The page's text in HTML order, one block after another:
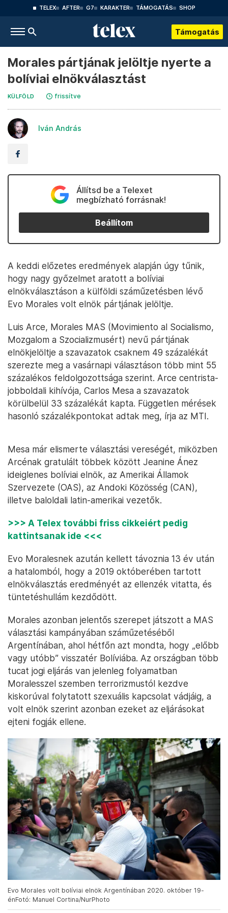
TELEX AFTER G7 KARAKTER TÁMOGATÁS SHOP
Támogatás
Morales pártjának jelöltje nyerte a
bolíviai elnökválasztást
KÜLFÖLD frissítve
Iván András
Állítsd be a Telexet
megbízható forrásnak!
Beállítom
A keddi előzetes eredmények alapján úgy tűnik,
hogy nagy győzelmet aratott a bolíviai
elnökválasztáson a külföldi száműzetésben lévő
Evo Morales volt elnök pártjának jelöltje.
Luis Arce, Morales MAS (Movimiento al Socialismo,
Mozgalom a Szocializmusért) nevű pártjának
elnökjelöltje a szavazatok csaknem 49 százalékát
szerezte meg a vasárnapi választáson több mint 55
százalékos feldolgozottsága szerint. Arce centrista-
jobboldali kihívója, Carlos Mesa a szavazatok
körülbelül 33 százalékát kapta. Független mérések
hasonló százalékpontokat adtak meg, írja az MTI.
Mesa már elismerte választási vereségét, miközben
Arcénak gratulált többek között Jeanine Ánez
ideiglenes bolíviai elnök, az Amerikai Államok
Szervezete (OAS), az Andoki Közösség (CAN),
illetve baloldali latin-amerikai vezetők.
>>> A Telex további friss cikkeiért pedig
kattintsanak ide <<<
Evo Moralesnek azután kellett távoznia 13 év után
a hatalomból, hogy a 2019 októberében tartott
elnökválasztás eredményét az ellenzék vitatta, és
tüntetéshullám kezdődött.
Morales azonban jelentős szerepet játszott a MAS
választási kampányában száműzetéséből
Argentínában, ahol hétfőn azt mondta, hogy „előbb
vagy utóbb” visszatér Bolíviába. Az országban több
tucat jogi eljárás van jelenleg folyamatban
Moralesszel szemben terrorizmustól kezdve
kiskorúval folytatott szexuális kapcsolat vádjáig, a
volt elnök szerint azonban ezeket az eljárásokat
ejteni fogják ellene.
Evo Morales volt bolíviai elnök Argentínában 2020. október 19-
énFotó: Manuel Cortina/NurPhoto